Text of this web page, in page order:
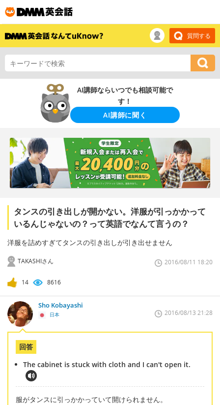
質問する
AI講師ならいつでも相談可能で
す！
AI講師に聞く
タンスの引き出しが開かない。洋服が引っかかって
いるんじゃないの？って英語でなんて言うの？
洋服を詰めすぎてタンスの引き出しが引き出せません
TAKASHIさん 2016/08/11 18:20
14 8616
Sho Kobayashi
日本 2016/08/13 21:28
回答
The cabinet is stuck with cloth and I can't open it.
服がタンスに引っかかっていて開けられません。